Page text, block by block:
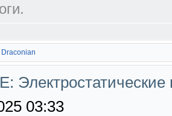
Draconian
03:33